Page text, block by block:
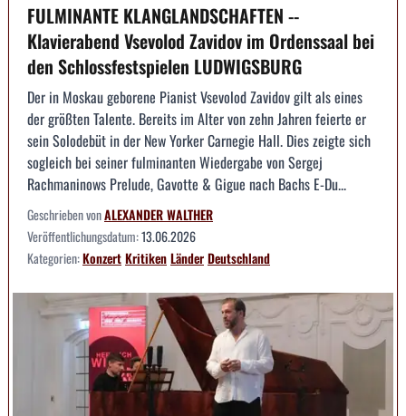
FULMINANTE KLANGLANDSCHAFTEN --
Klavierabend Vsevolod Zavidov im Ordenssaal bei
den Schlossfestspielen LUDWIGSBURG
Der in Moskau geborene Pianist Vsevolod Zavidov gilt als eines
der größten Talente. Bereits im Alter von zehn Jahren feierte er
sein Solodebüt in der New Yorker Carnegie Hall. Dies zeigte sich
sogleich bei seiner fulminanten Wiedergabe von Sergej
Rachmaninows Prelude, Gavotte & Gigue nach Bachs E-Du...
Geschrieben vonALEXANDER WALTHER
Veröffentlichungsdatum:13.06.2026
Kategorien:KonzertKritikenLänderDeutschland